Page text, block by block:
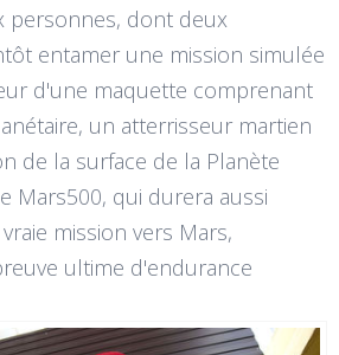
personnes, dont deux
entamer une mission simulée
d'une maquette comprenant
un atterrisseur martien
de la surface de la Planète
Mars500, qui durera aussi
mission vers Mars,
ultime d'endurance